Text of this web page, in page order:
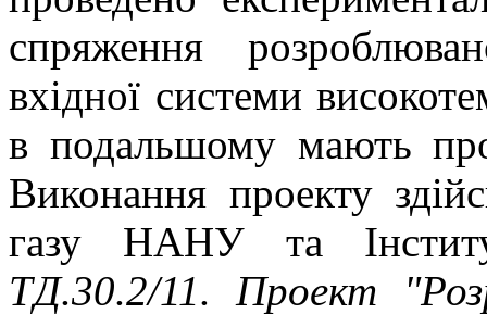
спряження
вхідної системи
в подальшому мають
Виконання проекту
газу НАНУ та
ТД.30.2/11. Проект